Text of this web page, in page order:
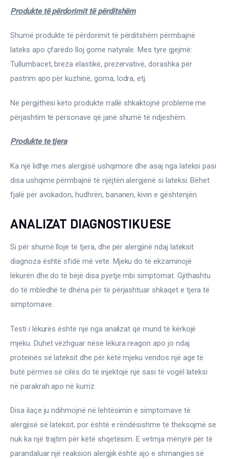
Produkte të përdorimit të përditshëm
Shumë produkte të përdorimit të përditshëm përmbajnë
lateks apo çfarëdo lloj gome natyrale. Mes tyre gjejmë:
Tullumbacet, breza elastikë, prezervativë, dorashka për
pastrim apo për kuzhinë, goma, lodra, etj.
Në përgjithësi këto produkte rrallë shkaktojnë probleme me
përjashtim të personave që janë shumë të ndjeshëm.
Produkte te tjera
Ka një lidhje mes alergjisë ushqimore dhe asaj nga lateksi pasi
disa ushqime përmbajnë të njëjtën alergjenë si lateksi. Bëhet
fjalë për avokadon, hudhrën, bananen, kivin e gështenjën.
ANALIZAT DIAGNOSTIKUESE
Si për shumë lloje të tjera, dhe për alergjinë ndaj lateksit
diagnoza është sfidë më vete. Mjeku do të ekzaminojë
lëkurën dhe do të bëjë disa pyetje mbi simptomat. Gjithashtu
do të mbledhë të dhëna për të përjashtuar shkaqet e tjera të
simptomave.
Testi i lëkurës është një nga analizat që mund të kërkojë
mjeku. Duhet vëzhguar nëse lëkura reagon apo jo ndaj
proteinës së lateksit dhe për këtë mjeku vendos një age të
butë përmes së cilës do të injektojë një sasi të vogël lateksi
në parakrah apo në kurriz.
Disa ilaçe ju ndihmojnë në lehtësimin e simptomave të
alergjisë së lateksit, por është e rëndësishme të theksojmë se
nuk ka një trajtim për këtë shqetësim. E vetmja mënyrë për të
parandaluar një reaksion alergjik është ajo e shmangies së